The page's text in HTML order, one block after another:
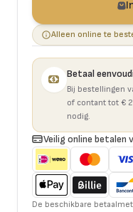
Alleen online te
Betaal
Bij bestellingen
of contant tot €
nodig.
Veilig online betalen
De beschikbare